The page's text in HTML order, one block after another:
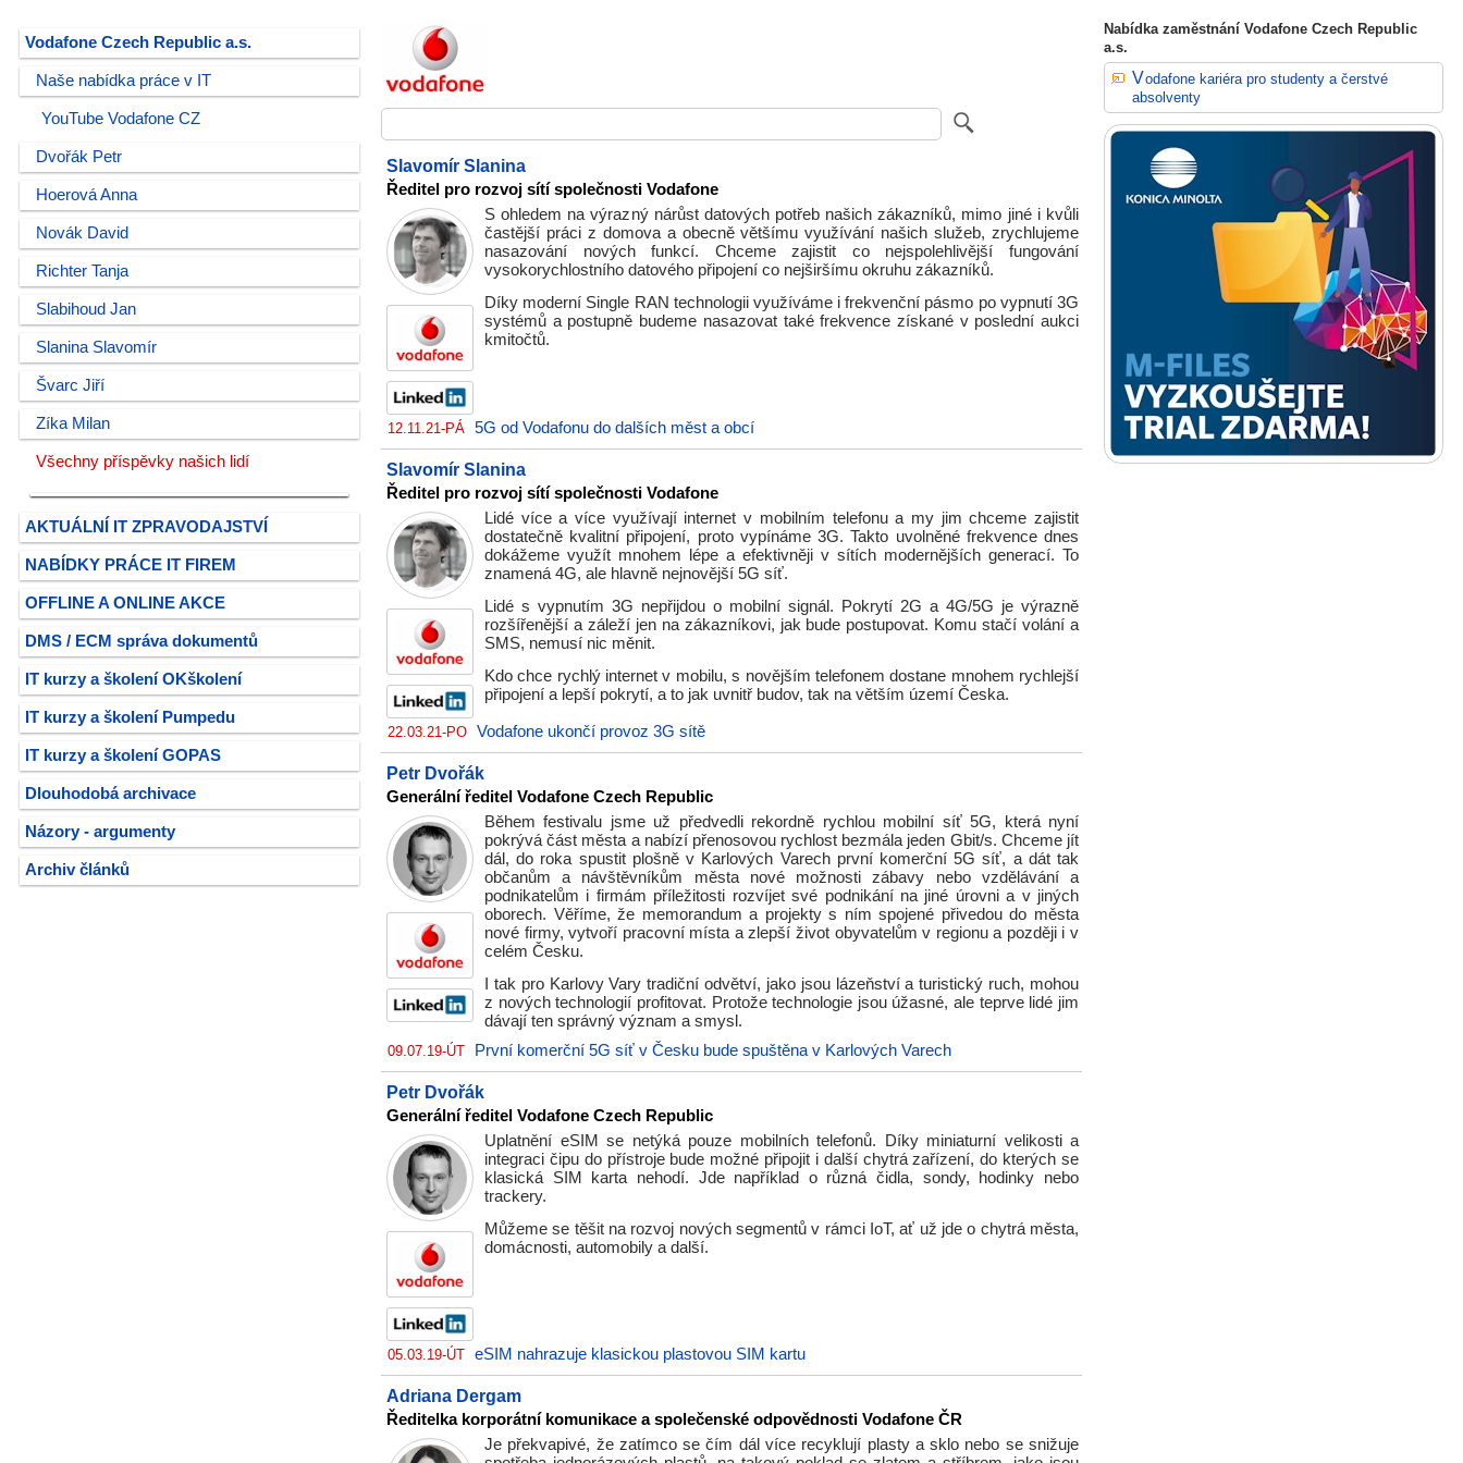
Vodafone Czech Republic a.s.
Naše nabídka práce v IT
YouTube Vodafone CZ
Dvořák Petr
Hoerová Anna
Novák David
Richter Tanja
Slabihoud Jan
Slanina Slavomír
Švarc Jiří
Zíka Milan
Všechny příspěvky našich lidí
AKTUÁLNÍ IT ZPRAVODAJSTVÍ
NABÍDKY PRÁCE IT FIREM
OFFLINE A ONLINE AKCE
DMS / ECM správa dokumentů
IT kurzy a školení OKškolení
IT kurzy a školení Pumpedu
IT kurzy a školení GOPAS
Dlouhodobá archivace
Názory - argumenty
Archiv článků
Slavomír Slanina
Ředitel pro rozvoj sítí společnosti Vodafone
S ohledem na výrazný nárůst datových potřeb našich zákazníků, mimo jiné i kvůli
častější práci z domova a obecně většímu využívání našich služeb, zrychlujeme
nasazování nových funkcí. Chceme zajistit co nejspolehlivější fungování
vysokorychlostního datového připojení co nejširšímu okruhu zákazníků.
Díky moderní Single RAN technologii využíváme i frekvenční pásmo po vypnutí 3G
systémů a postupně budeme nasazovat také frekvence získané v poslední aukci
kmitočtů.
12.11.21-PÁ 5G od Vodafonu do dalších měst a obcí
Slavomír Slanina
Ředitel pro rozvoj sítí společnosti Vodafone
Lidé více a více využívají internet v mobilním telefonu a my jim chceme zajistit
dostatečně kvalitní připojení, proto vypínáme 3G. Takto uvolněné frekvence dnes
dokážeme využít mnohem lépe a efektivněji v sítích modernějších generací. To
znamená 4G, ale hlavně nejnovější 5G síť.
Lidé s vypnutím 3G nepřijdou o mobilní signál. Pokrytí 2G a 4G/5G je výrazně
rozšířenější a záleží jen na zákazníkovi, jak bude postupovat. Komu stačí volání a
SMS, nemusí nic měnit.
Kdo chce rychlý internet v mobilu, s novějším telefonem dostane mnohem rychlejší
připojení a lepší pokrytí, a to jak uvnitř budov, tak na větším území Česka.
22.03.21-PO Vodafone ukončí provoz 3G sítě
Petr Dvořák
Generální ředitel Vodafone Czech Republic
Během festivalu jsme už předvedli rekordně rychlou mobilní síť 5G, která nyní
pokrývá část města a nabízí přenosovou rychlost bezmála jeden Gbit/s. Chceme jít
dál, do roka spustit plošně v Karlových Varech první komerční 5G síť, a dát tak
občanům a návštěvníkům města nové možnosti zábavy nebo vzdělávání a
podnikatelům i firmám příležitosti rozvíjet své podnikání na jiné úrovni a v jiných
oborech. Věříme, že memorandum a projekty s ním spojené přivedou do města
nové firmy, vytvoří pracovní místa a zlepší život obyvatelům v regionu a později i v
celém Česku.
I tak pro Karlovy Vary tradiční odvětví, jako jsou lázeňství a turistický ruch, mohou
z nových technologií profitovat. Protože technologie jsou úžasné, ale teprve lidé jim
dávají ten správný význam a smysl.
09.07.19-ÚT První komerční 5G síť v Česku bude spuštěna v Karlových Varech
Petr Dvořák
Generální ředitel Vodafone Czech Republic
Uplatnění eSIM se netýká pouze mobilních telefonů. Díky miniaturní velikosti a
integraci čipu do přístroje bude možné připojit i další chytrá zařízení, do kterých se
klasická SIM karta nehodí. Jde například o různá čidla, sondy, hodinky nebo
trackery.
Můžeme se těšit na rozvoj nových segmentů v rámci IoT, ať už jde o chytrá města,
domácnosti, automobily a další.
05.03.19-ÚT eSIM nahrazuje klasickou plastovou SIM kartu
Adriana Dergam
Ředitelka korporátní komunikace a společenské odpovědnosti Vodafone ČR
Je překvapivé, že zatímco se čím dál více recyklují plasty a sklo nebo se snižuje
Nabídka zaměstnání Vodafone Czech Republic
a.s.
Vodafone kariéra pro studenty a čerstvé
absolventy